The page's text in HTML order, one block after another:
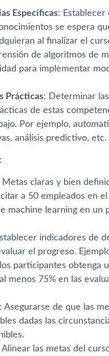
Específicas: Establecer
se espera
al finalizar el
de algoritmos de
para implementar
Prácticas: Determinar las
de estas
Por ejemplo,
análisis predictivo, etc.
:
Metas claras y bien
a 50 empleados en
machine learning en un
indicadores de
el progreso.
participantes obtenga
menos 75% en las
: Asegurarse de que las
dadas las
Alinear las metas del